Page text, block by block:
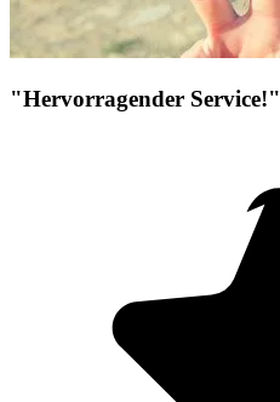
"Hervorragender Service!"